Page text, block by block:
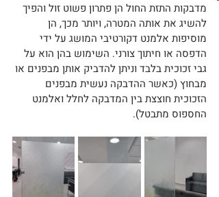
מדבקות התזת החול הן פתרון פשוט זול והפיך
להשיג את אותה המטרה, ויותר מכך, הן
מוסיפות אלמנט דקורטיבי המושג על ידי
הדפסה או חיתוך צורני. השימוש בהן הוא על
גבי זכוכית בלבד וניתן להדביק אותן מבפנים או
מבחוץ (כאשר ההדבקה נעשית מבפנים
הזכוכית חוצצת בין המדבקה לחלל ואלמנט
החספוס מתבטל).